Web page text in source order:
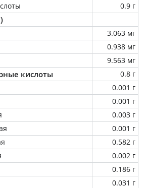
0.9 г
3.063 мг
0.938 мг
9.563 мг
кислоты
0.8 г
0.001 г
0.001 г
0.003 г
0.001 г
0.582 г
0.002 г
0.186 г
0.031 г